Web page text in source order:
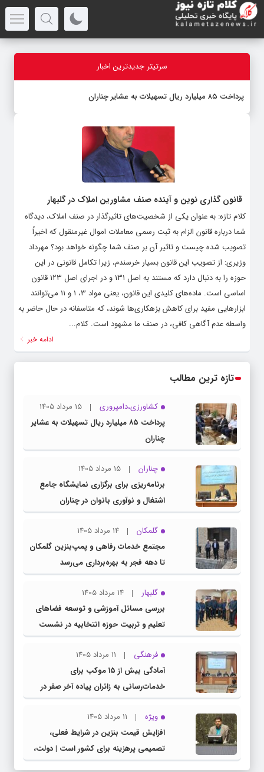
سرتیتر جدیدترین اخبار
پرداخت ۸۵ میلیارد ریال تسهیلات به عشایر چناران
قانون گذاری نوین و آینده صنف مشاورین املاک در گلبهار
کلام تازه: به عنوان یکی از شخصیت‌های تاثیرگذار در صنف املاک، دیدگاه
شما درباره قانون الزام به ثبت رسمی معاملات اموال غیرمنقول که اخیراً
تصویب شده چیست و تاثیر آن بر صنف شما چگونه خواهد بود؟ مهرداد
وزیری: از تصویب این قانون بسیار خرسندم، زیرا تکامل قانونی در این
حوزه را به دنبال دارد که مستند به اصل ۱۳۱ و در اجرای اصل ۱۲۳ قانون
اساسی است. ماده‌های کلیدی این قانون، یعنی مواد ۳، ۱ و ۱۱ می‌توانند
ابزارهایی مفید برای کاهش بزهکاری‌ها شوند، که متاسفانه در حال حاضر به
واسطه عدم آگاهی کافی، در صنف ما مشهود است. کلام...
ادامه خبر
تازه ترین مطالب
کشاورزی،دامپروری
15 مرداد 1405
پرداخت ۸۵ میلیارد ریال تسهیلات به عشایر
چناران
چناران
15 مرداد 1405
برنامه‌ریزی برای برگزاری نمایشگاه جامع
اشتغال و نوآوری بانوان در چناران
گلمکان
14 مرداد 1405
مجتمع خدمات رفاهی و پمپ‌بنزین گلمکان
تا دهه فجر به بهره‌برداری می‌رسد
گلبهار
14 مرداد 1405
بررسی مسائل آموزشی و توسعه فضاهای
تعلیم و تربیت حوزه انتخابیه در نشست
مشترک عضو کمیسیون آموزش مجلس با
مدیرکل آموزش و پرورش خراسان رضوی
فرهنگی
11 مرداد 1405
آمادگی بیش از ۱۵ موکب برای
خدمات‌رسانی به زائران پیاده آخر صفر در
شهرستان چناران
ویژه
11 مرداد 1405
افزایش قیمت بنزین در شرایط فعلی،
تصمیمی پرهزینه برای کشور است | دولت،
قاچاق سوخت و عوامل اصلی ناترازی را